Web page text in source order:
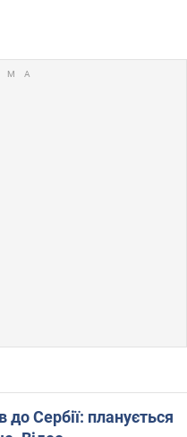
Сербії: планується